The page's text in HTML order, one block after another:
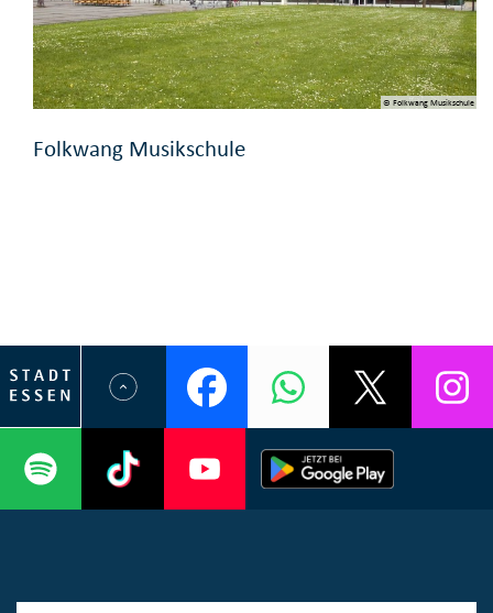
© Folkwang Musikschule
Folkwang Musikschule